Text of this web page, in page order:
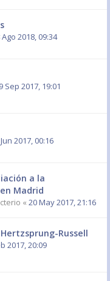
Ago 2018, 09:34
Sep 2017, 19:01
2017, 00:16
a la
Madrid
« 20 May 2017, 21:16
Russell
2017, 20:09